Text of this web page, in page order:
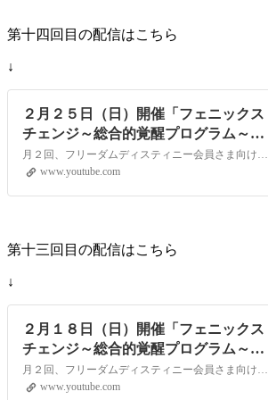
第十四回目の配信はこちら
↓
２月２５日（日）開催「フェニックス
チェンジ～総合的覚醒プログラム～」
YouTubeライブヒーリングイベント
月２回、フリーダムディスティニー会員さま向けに遠隔ヒーリングLOVINGサポートをYouTubeの生配信でお届けします。視聴者参加型のイベントとなりますので次回、どんなテーマで講座を開いてほしいか？等のリクエストや配信中のコメントもお受付しています！【第１３回目）配信日時】２月１８日（日）１０：００～（約４０分）…
www.youtube.com
第十三回目の配信はこちら
↓
２月１８日（日）開催「フェニックス
チェンジ～総合的覚醒プログラム～」
YouTubeライブヒーリングイベント
月２回、フリーダムディスティニー会員さま向けに遠隔ヒーリングLOVINGサポートをYouTubeの生配信でお届けします。視聴者参加型のイベントとなりますので次回、どんなテーマで講座を開いてほしいか？等のリクエストや配信中のコメントもお受付しています！【第１３回目）配信日時】２月１８日（日）１０：００～（約４０分）…
www.youtube.com